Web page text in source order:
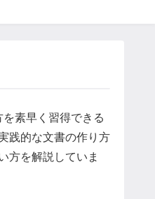
素早く習得できる
践的な文書の作り方
方を解説していま